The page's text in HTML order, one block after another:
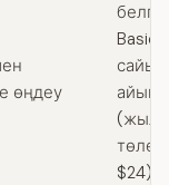
өңдеу
Basic
сайын
айына
(жыл
$24)